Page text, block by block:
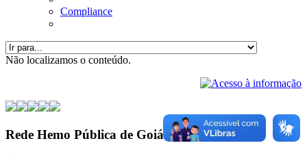
Compliance
Não localizamos o conteúdo.
Rede Hemo Pública de Goiás